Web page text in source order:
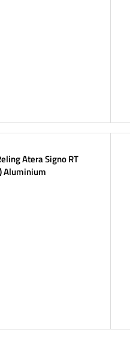
Atera Signo RT
Aluminium